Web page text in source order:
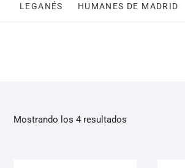
LEGANÉS HUMANES DE MADRID
Mostrando los 4 resultados